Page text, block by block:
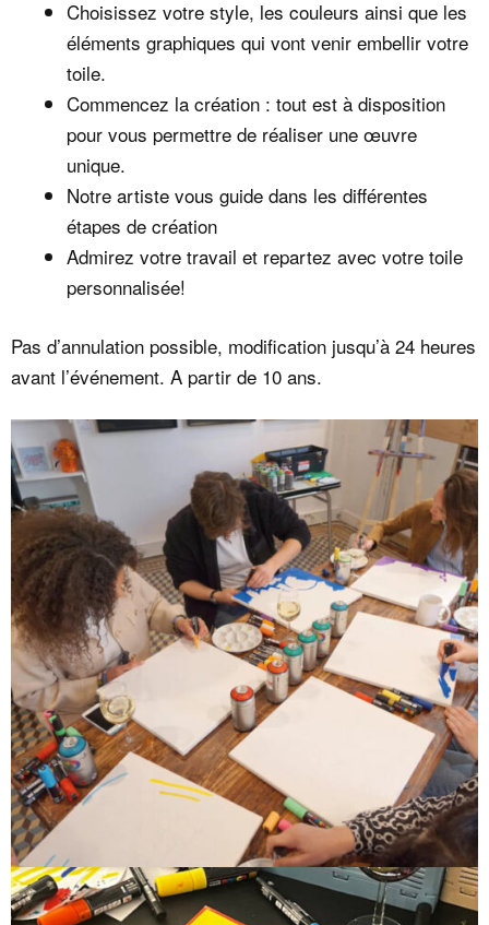
Choisissez votre style, les couleurs ainsi que les
éléments graphiques qui vont venir embellir votre
toile.
Commencez la création : tout est à disposition
pour vous permettre de réaliser une œuvre
unique.
Notre artiste vous guide dans les différentes
étapes de création
Admirez votre travail et repartez avec votre toile
personnalisée!
Pas d’annulation possible, modification jusqu’à 24 heures
avant l’événement. A partir de 10 ans.